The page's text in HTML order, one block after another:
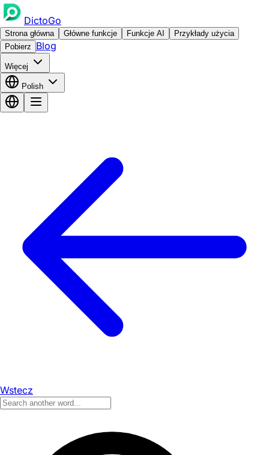
DictoGo
Strona główna Główne funkcje Funkcje AI
Przykłady użycia
Pobierz
Blog
Więcej
Polish
Wstecz